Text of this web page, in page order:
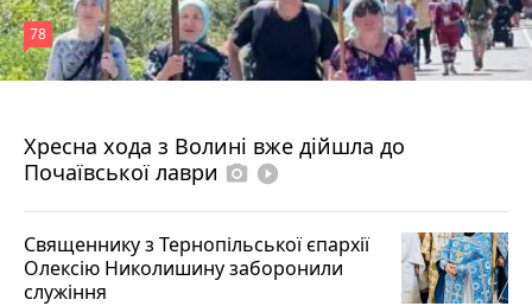
Хресна хода з Волині вже дійшла до
Почаївської лаври photo_camera play_circle_filled
78
Священнику з Тернопільської єпархії
Олексію Николишину заборонили
служіння